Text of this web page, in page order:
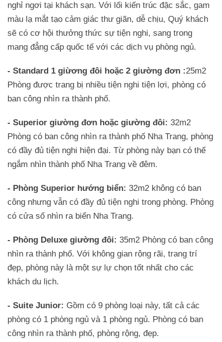
nghỉ ngơi tại khách sạn. Với lối kiến trúc đặc sắc, gam
màu lạ mắt tạo cảm giác thư giãn, dễ chịu, Quý khách
sẽ có cơ hội thưởng thức sự tiện nghi, sang trong
mang đẳng cấp quốc tế với các dịch vụ phòng ngủ.
- Standard 1 giừơng đôi hoặc 2 giường đơn :25m2
Phòng được trang bị nhiều tiện nghi tiện lợi, phòng có
ban công nhìn ra thành phố.
- Superior giường đơn hoặc giường đôi: 32m2
Phòng có ban công nhìn ra thành phố Nha Trang, phòng
có đầy đủ tiện nghi hiện đại. Từ phòng này bạn có thể
ngắm nhìn thành phố Nha Trang về đêm.
- Phòng Superior hướng biển: 32m2 không có ban
công nhưng vẫn có đầy đủ tiện nghi trong phòng. Phòng
có cửa sổ nhìn ra biển Nha Trang.
- Phòng Deluxe giường đôi: 35m2 Phòng có ban công
nhìn ra thành phố. Với không gian rộng rãi, trang trí
đẹp, phòng này là một sự lự chọn tốt nhất cho các
khách du lịch.
- Suite Junior: Gồm có 9 phòng loại này, tất cả các
phòng có 1 phòng ngủ và 1 phòng ngủ. Phòng có ban
công nhìn ra thành phố, phòng rộng, đẹp.